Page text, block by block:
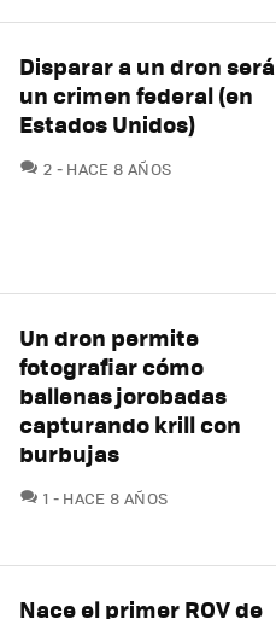
Disparar a un dron será
un crimen federal (en
Estados Unidos)
2 COMENTARIOS
HACE 8 AÑOS
Un dron permite
fotografiar cómo
ballenas jorobadas
capturando krill con
burbujas
1 COMENTARIOS
HACE 8 AÑOS
Nace el primer ROV de